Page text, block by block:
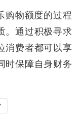
购物额度的过程
。通过积极寻求
消费者都可以享
时保障自身财务